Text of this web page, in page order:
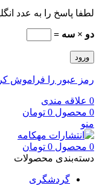
لطفا پاسخ را به عدد
دو × سه =
ورود
رمز عبور را فراموش
0 علاقه مندی
0 محصول 0 تومان
منو
0 محصول 0 تومان
دسته‌بندی محصولات
گردشگری